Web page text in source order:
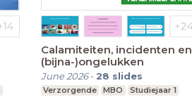
Calamiteiten, incidenten en
(bijna-)ongelukken
June 2026- 28 slides
Verzorgende MBO Studiejaar 1